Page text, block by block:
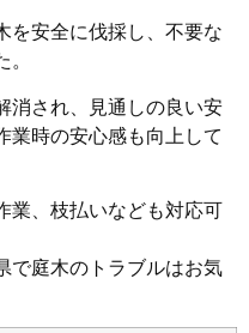
を安全に伐採し、不要な
消され、見通しの良い安
業時の安心感も向上して
業、枝払いなども対応可
で庭木のトラブルはお気